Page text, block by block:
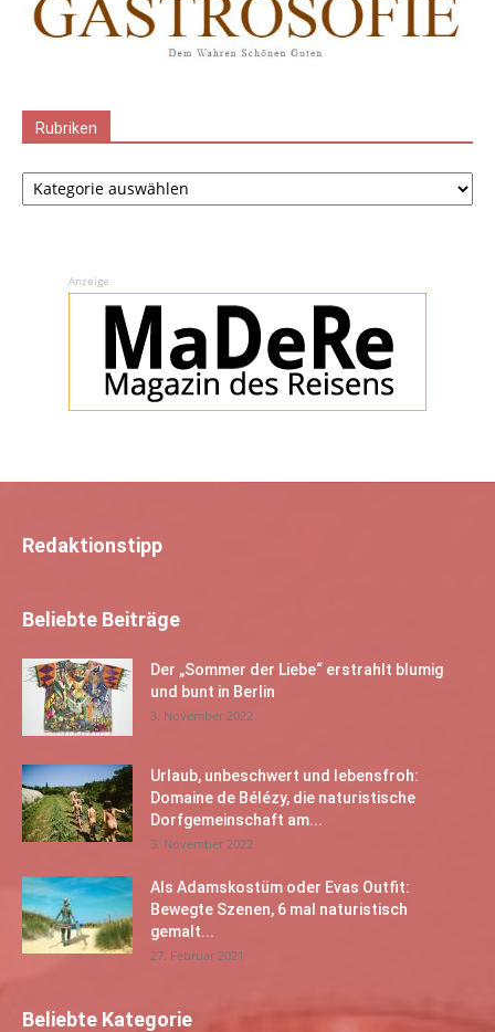
Rubriken
Rubriken
Anzeige
Redaktionstipp
Beliebte Beiträge
Der „Sommer der Liebe“ erstrahlt blumig
und bunt in Berlin
3. November 2022
Urlaub, unbeschwert und lebensfroh:
Domaine de Bélézy, die naturistische
Dorfgemeinschaft am...
3. November 2022
Als Adamskostüm oder Evas Outfit:
Bewegte Szenen, 6 mal naturistisch
gemalt...
27. Februar 2021
Beliebte Kategorie